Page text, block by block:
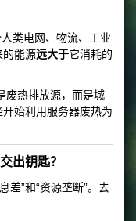
类电网、物流、工业
的能源远大于它消耗的
废热排放源，而是城
始利用服务器废热为
出钥匙？
差”和“资源垄断”。去